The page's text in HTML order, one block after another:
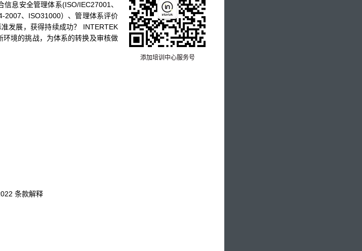
息安全管理体系(ISO/IEC27001、
2007、ISO31000）、管理体系评价
发展，获得持续成功？ INTERTEK
境的挑战，为体系的转换及审核做
条款解释
添加培训中心服务号